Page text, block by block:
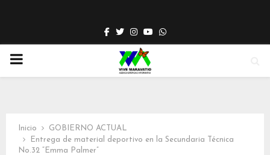
Facebook
TwitterInstagram
YoutubeWhatsapp
PRIMARY
Inicio
GOBIERNO ACTUAL
Entrega de material deportivo en la Secundaria Técnica
No.32 “Emma Palmer”